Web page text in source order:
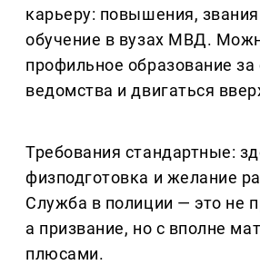
карьеру: повышения,
обучение в вузах МВД.
профильное образование за
ведомства и двигаться
Требования стандартные:
физподготовка и желание
Служба в полиции — это не
а призвание, но с вполне
плюсами.